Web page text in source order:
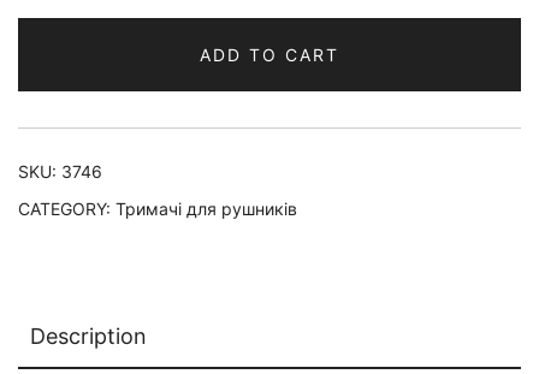
ADD TO CART
SKU: 3746
CATEGORY: Тримачі для рушників
Description